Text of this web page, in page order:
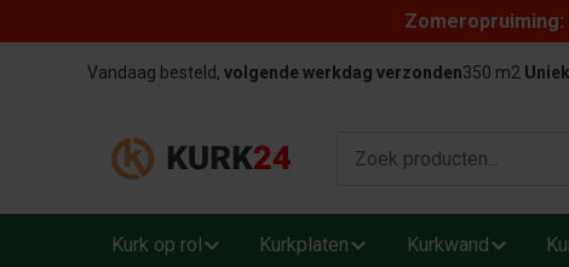
Vandaag besteld, volgende werkdag verzonden350 m2
Kurk op rol Kurkplaten Kurkwand